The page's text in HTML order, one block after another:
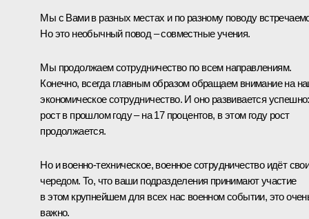
Мы с Вами в разных местах и по разному поводу
Но это необычный повод – совместные учения.
Мы продолжаем сотрудничество по всем направлениям.
Конечно, всегда главным образом обращаем внимание на
экономическое сотрудничество. И оно развивается успешно:
рост в прошлом году – на 17 процентов, в этом году рост
продолжается.
Но и военно-техническое, военное сотрудничество идёт
чередом. То, что ваши подразделения принимают участие
в этом крупнейшем для всех нас военном событии, это
важно.